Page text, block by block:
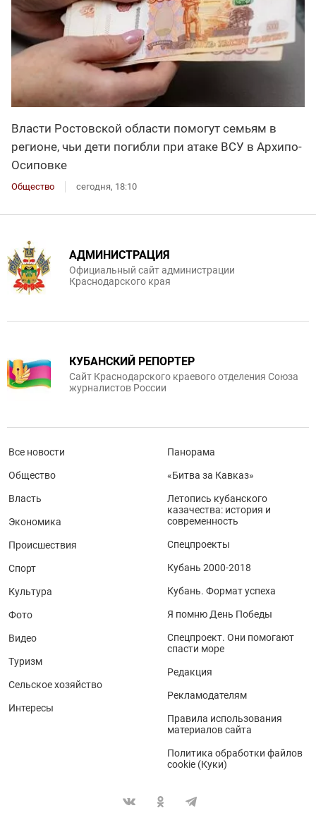
Власти Ростовской области помогут семьям в
регионе, чьи дети погибли при атаке ВСУ в Архипо-
Осиповке
Общество сегодня, 18:10
АДМИНИСТРАЦИЯ
Официальный сайт администрации
Краснодарского края
КУБАНСКИЙ РЕПОРТЕР
Сайт Краснодарского краевого отделения Союза
журналистов России
Все новости
Общество
Власть
Экономика
Происшествия
Спорт
Культура
Фото
Видео
Туризм
Сельское хозяйство
Интересы
Панорама
«Битва за Кавказ»
Летопись кубанского
казачества: история и
современность
Спецпроекты
Кубань 2000-2018
Кубань. Формат успеха
Я помню День Победы
Спецпроект. Они помогают
спасти море
Редакция
Рекламодателям
Правила использования
материалов сайта
Политика обработки файлов
cookie (Куки)